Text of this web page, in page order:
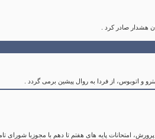
هشدار صادر کرد .
و اتوبوس، از فردا به روال پیشین برمی گردد .
تا دهم با مجوزبا شورای تامین هر استان، از 9 خرداد می تواند حضوری یا